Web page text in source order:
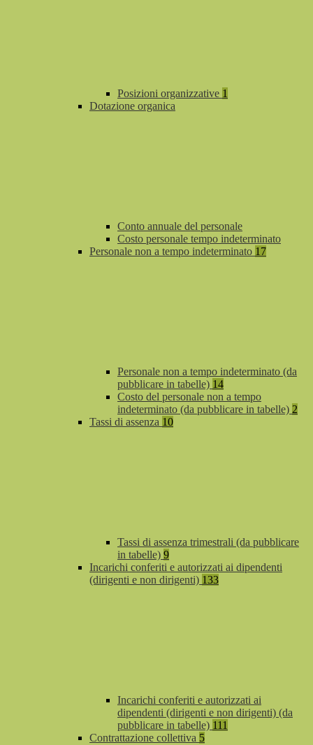
Posizioni organizzative 1
Dotazione organica
Conto annuale del personale
Costo personale tempo indeterminato
Personale non a tempo indeterminato 17
Personale non a tempo indeterminato (da
pubblicare in tabelle) 14
Costo del personale non a tempo
indeterminato (da pubblicare in tabelle) 2
Tassi di assenza 10
Tassi di assenza trimestrali (da pubblicare
in tabelle) 9
Incarichi conferiti e autorizzati ai dipendenti
(dirigenti e non dirigenti) 133
Incarichi conferiti e autorizzati ai
dipendenti (dirigenti e non dirigenti) (da
pubblicare in tabelle) 111
Contrattazione collettiva 5